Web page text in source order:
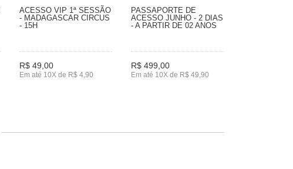
ACESSO VIP 1ª SESSÃO
- MADAGASCAR CIRCUS
- 15H
R$ 49,00
Em até 10X de R$ 4,90
PASSAPORTE DE
ACESSO JUNHO - 2 DIAS
- A PARTIR DE 02 ANOS
R$ 499,00
Em até 10X de R$ 49,90